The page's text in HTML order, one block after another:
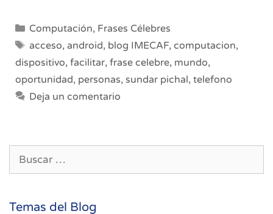
Categorías
Computación, Frases Célebres
Etiquetas
acceso, android, blog IMECAF, computacion,
dispositivo, facilitar, frase celebre, mundo,
oportunidad, personas, sundar pichal, telefono
Deja un comentario
Temas del Blog